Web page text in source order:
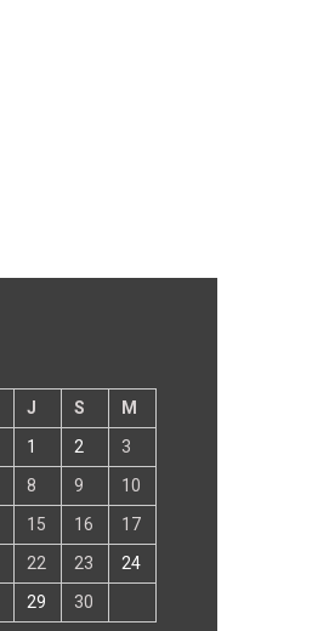
J S
M
1
2
3
8 9
10
15 16
17
22 23
24
29 30